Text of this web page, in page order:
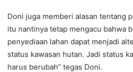
Doni juga memberi alasan tentang
itu nantinya tetap mengacu bahwa
penyediaan lahan dapat menjadi
status kawasan hutan. Jadi status
harus berubah” tegas Doni.